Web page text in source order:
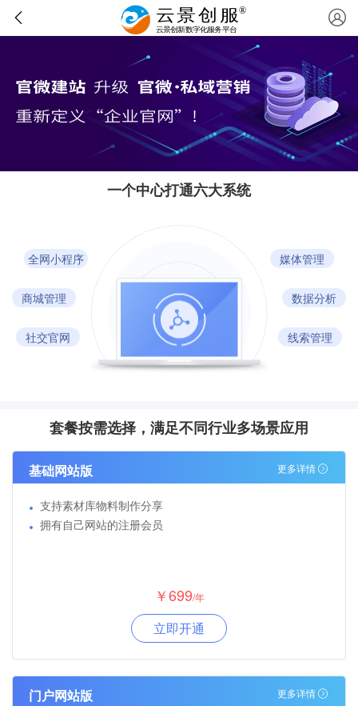
一个中心打通六大系统
全网小程序 媒体管理
商城管理 数据分析
社交官网 线索管理
套餐按需选择，满足不同行业多场景应用
基础网站版 更多详情
支持素材库物料制作分享
拥有自己网站的注册会员
￥699/年
立即开通
门户网站版 更多详情